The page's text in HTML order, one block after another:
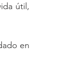
útil,
en